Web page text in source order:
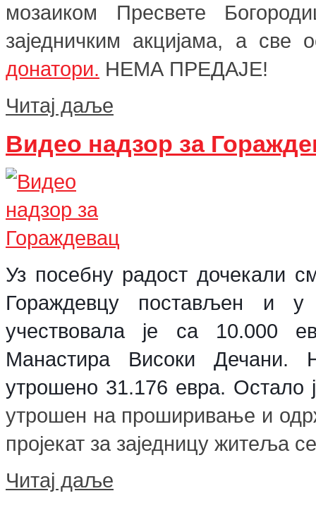
мозаиком Пресвете
заједничким акцијама, а све
донатори. НЕМА ПРЕДАЈЕ!
Читај даље
Видео надзор за
Уз посебну радост дочекали
Гораждевцу постављен и у
учествовала је са 10.000
Манастира Високи Дечани.
утрошено 31.176 евра. Остало
утрошен на проширивање и
пројекат за заједницу житеља
Читај даље